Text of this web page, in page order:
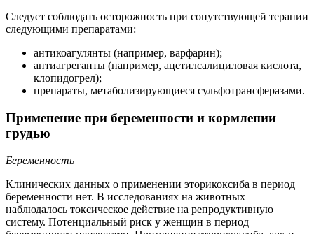
Следует соблюдать осторожность при сопутствующей терапии
следующими препаратами:
антикоагулянты (например, варфарин);
антиагреганты (например, ацетилсалициловая кислота,
клопидогрел);
препараты, метаболизирующиеся сульфотрансферазами.
Применение при беременности и кормлении
грудью
Беременность
Клинических данных о применении эторикоксиба в период
беременности нет. В исследованиях на животных
наблюдалось токсическое действие на репродуктивную
систему. Потенциальный риск у женщин в период